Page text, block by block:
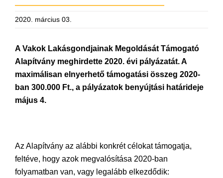
2020. március 03.
A Vakok Lakásgondjainak Megoldását Támogató
Alapítvány meghirdette 2020. évi pályázatát. A
maximálisan elnyerhető támogatási összeg 2020-
ban 300.000 Ft., a pályázatok benyújtási határideje
május 4.
Az Alapítvány az alábbi konkrét célokat támogatja,
feltéve, hogy azok megvalósítása 2020-ban
folyamatban van, vagy legalább elkezdődik: